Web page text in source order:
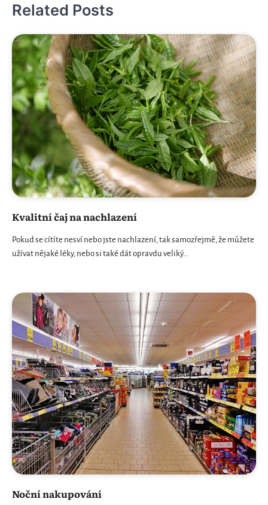
Related Posts
Kvalitní čaj na nachlazení
Pokud se cítíte nesví nebo jste nachlazení, tak samozřejmě, že můžete
užívat nějaké léky, nebo si také dát opravdu veliký…
Noční nakupování